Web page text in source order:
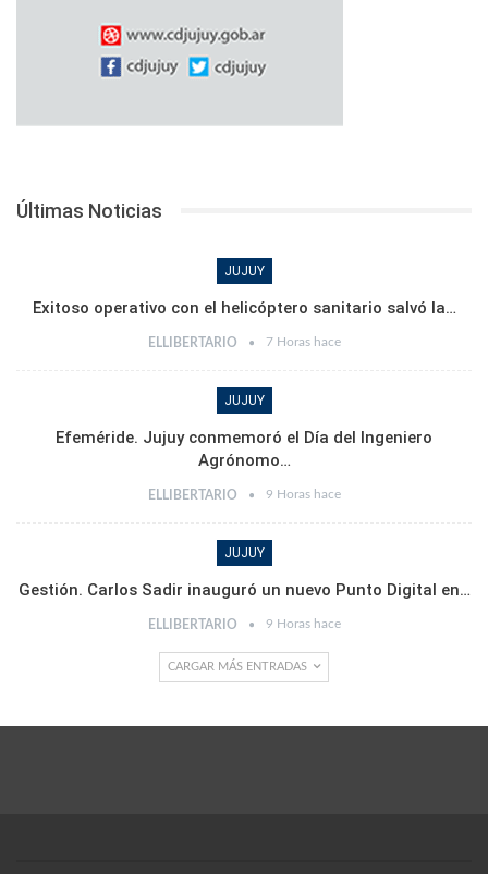
Últimas Noticias
JUJUY
Exitoso operativo con el helicóptero sanitario salvó la…
ELLIBERTARIO 7 Horas hace
JUJUY
Efeméride. Jujuy conmemoró el Día del Ingeniero
Agrónomo…
ELLIBERTARIO 9 Horas hace
JUJUY
Gestión. Carlos Sadir inauguró un nuevo Punto Digital en…
ELLIBERTARIO 9 Horas hace
CARGAR MÁS ENTRADAS